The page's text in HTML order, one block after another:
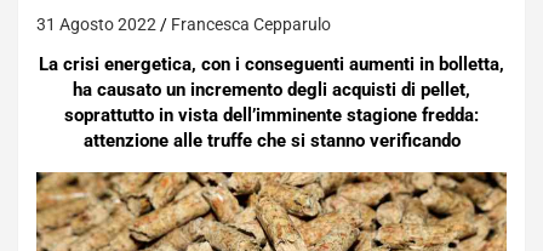
31 Agosto 2022 Francesca Cepparulo
La crisi energetica, con i conseguenti aumenti in bolletta,
ha causato un incremento degli acquisti di pellet,
soprattutto in vista dell’imminente stagione fredda:
attenzione alle truffe che si stanno verificando